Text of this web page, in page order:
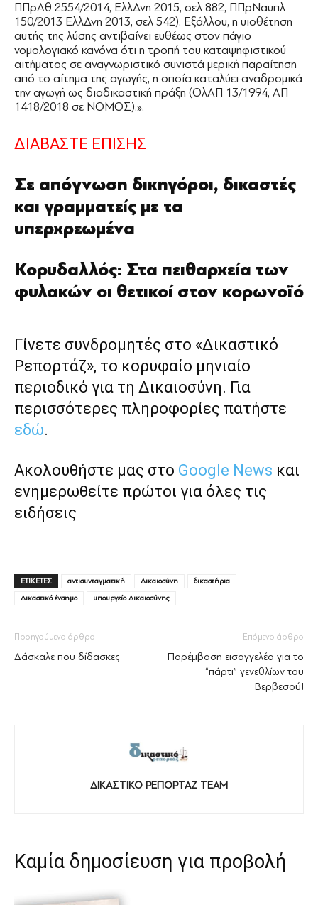
ΠΠρΑθ 2554/2014, ΕλλΔνη 2015, σελ 882, ΠΠρΝαυπλ
150/2013 ΕλλΔνη 2013, σελ 542). Εξάλλου, η υιοθέτηση
αυτής της λύσης αντιβαίνει ευθέως στον πάγιο
νομολογιακό κανόνα ότι η τροπή του καταψηφιστικού
αιτήματος σε αναγνωριστικό συνιστά μερική παραίτηση
από το αίτημα της αγωγής, η οποία καταλύει αναδρομικά
την αγωγή ως διαδικαστική πράξη (ΟλΑΠ 13/1994, ΑΠ
1418/2018 σε ΝΟΜΟΣ).».
ΔΙΑΒΑΣΤΕ ΕΠΙΣΗΣ
Σε απόγνωση δικηγόροι, δικαστές
και γραμματείς με τα
υπερχρεωμένα
Κορυδαλλός: Στα πειθαρχεία των
φυλακών οι θετικοί στον κορωνοϊό
Γίνετε συνδρομητές στο «Δικαστικό
Ρεπορτάζ», το κορυφαίο μηνιαίο
περιοδικό για τη Δικαιοσύνη. Για
περισσότερες πληροφορίες πατήστε
εδώ.
Ακολουθήστε μας στο Google News και
ενημερωθείτε πρώτοι για όλες τις
ειδήσεις
ΕΤΙΚΕΤΕΣ αντισυνταγματική Δικαιοσύνη
δικαστήρια
Δικαστικό ένσημο
υπουργείο Δικαιοσύνης
Προηγούμενο άρθρο
Δάσκαλε που δίδασκες
Επόμενο άρθρο
Παρέμβαση εισαγγελέα για το
“πάρτι” γενεθλίων του
Βερβεσού!
ΔΙΚΑΣΤΙΚΟ ΡΕΠΟΡΤΑΖ TEAM
Καμία δημοσίευση για προβολή